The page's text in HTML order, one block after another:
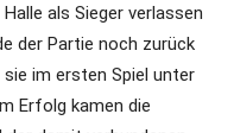
als Sieger verlassen
der Partie noch zurück
im ersten Spiel unter
Erfolg kamen die